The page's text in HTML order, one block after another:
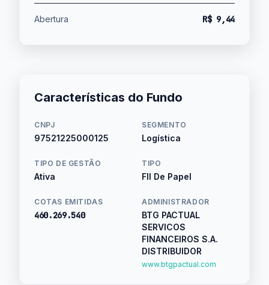
Abertura R$ 9,44
Características do Fundo
CNPJ
97521225000125
SEGMENTO
Logística
TIPO DE GESTÃO
Ativa
TIPO
FII De Papel
COTAS EMITIDAS
460.269.540
ADMINISTRADOR
BTG PACTUAL
SERVICOS
FINANCEIROS S.A.
DISTRIBUIDOR
www.btgpactual.com